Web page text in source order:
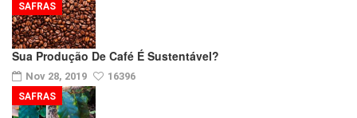
Sua Produção De Café É Sustentável?
Nov 28, 2019 16396
SAFRAS
SAFRAS